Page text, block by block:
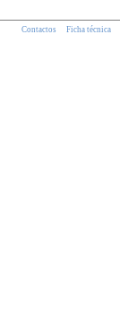
Contactos Ficha técnica